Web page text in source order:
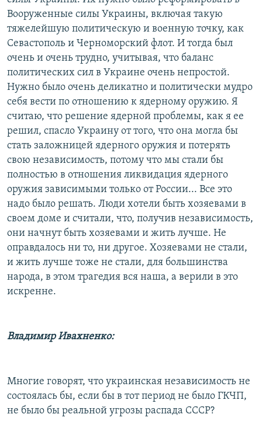
Вооруженные силы Украины, включая такую
тяжелейшую политическую и военную точку, как
Севастополь и Черноморский флот. И тогда был
очень и очень трудно, учитывая, что баланс
политических сил в Украине очень непростой.
Нужно было очень деликатно и политически мудро
себя вести по отношению к ядерному оружию. Я
считаю, что решение ядерной проблемы, как я ее
решил, спасло Украину от того, что она могла бы
стать заложницей ядерного оружия и потерять
свою независимость, потому что мы стали бы
полностью в отношения ликвидация ядерного
оружия зависимыми только от России... Все это
надо было решать. Люди хотели быть хозяевами в
своем доме и считали, что, получив независимость,
они начнут быть хозяевами и жить лучше. Не
оправдалось ни то, ни другое. Хозяевами не стали,
и жить лучше тоже не стали, для большинства
народа, в этом трагедия вся наша, а верили в это
искренне.
Владимир Ивахненко:
Многие говорят, что украинская независимость не
состоялась бы, если бы в тот период не было ГКЧП,
не было бы реальной угрозы распада СССР?